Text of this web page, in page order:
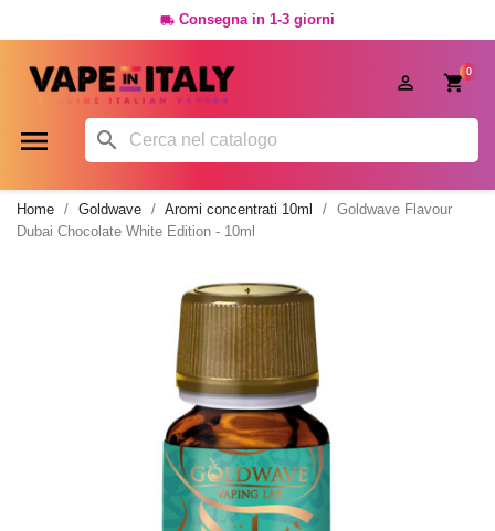
 Consegna in 1-3 giorni
0

 
Home Goldwave Aromi concentrati 10ml
Goldwave Flavour
Dubai Chocolate White Edition - 10ml